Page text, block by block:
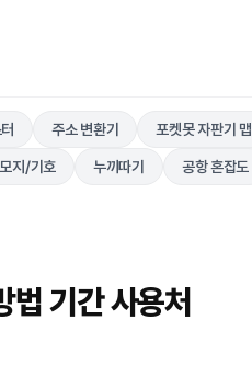
주소 변환기 포켓못 자판기 맵
지/기호 누끼따기 공항 혼잡도
기간 사용처